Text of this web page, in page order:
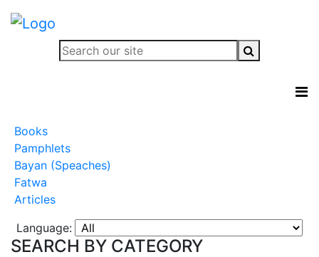
Books
Pamphlets
Bayan (Speaches)
Fatwa
Articles
Language:
SEARCH BY CATEGORY